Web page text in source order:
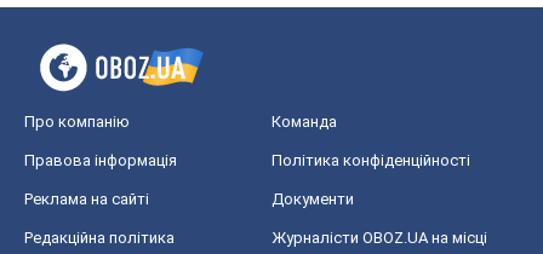
Про компанію Команда
Правова інформація Політика конфіденційності
Реклама на сайті Документи
Редакційна політика
Журналісти OBOZ.UA на місці